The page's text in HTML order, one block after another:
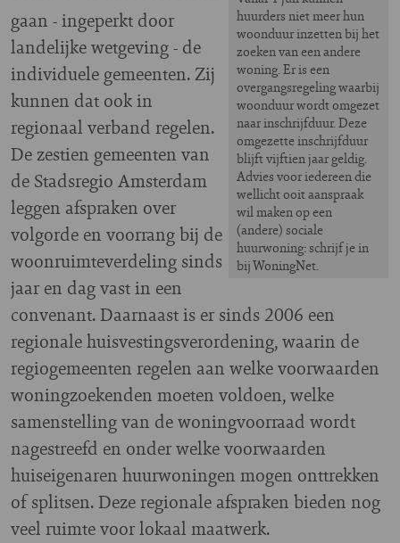
huurders niet meer hun
woonduur inzetten bij het
zoeken van een andere
woning. Er is een
overgangsregeling waarbij
woonduur wordt omgezet
naar inschrijfduur. Deze
omgezette inschrijfduur
blijft vijftien jaar geldig.
Advies voor iedereen die
wellicht ooit aanspraak
wil maken op een
(andere) sociale
huurwoning: schrijf je in
bij WoningNet.
gaan - ingeperkt door
landelijke wetgeving - de
individuele gemeenten. Zij
kunnen dat ook in
regionaal verband regelen.
De zestien gemeenten van
de Stadsregio Amsterdam
leggen afspraken over
volgorde en voorrang bij de
woonruimteverdeling sinds
jaar en dag vast in een
convenant. Daarnaast is er sinds 2006 een
regionale huisvestingsverordening, waarin de
regiogemeenten regelen aan welke voorwaarden
woningzoekenden moeten voldoen, welke
samenstelling van de woningvoorraad wordt
nagestreefd en onder welke voorwaarden
huiseigenaren huurwoningen mogen onttrekken
of splitsen. Deze regionale afspraken bieden nog
veel ruimte voor lokaal maatwerk.